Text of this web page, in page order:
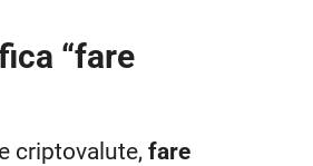
“fare
criptovalute, fare